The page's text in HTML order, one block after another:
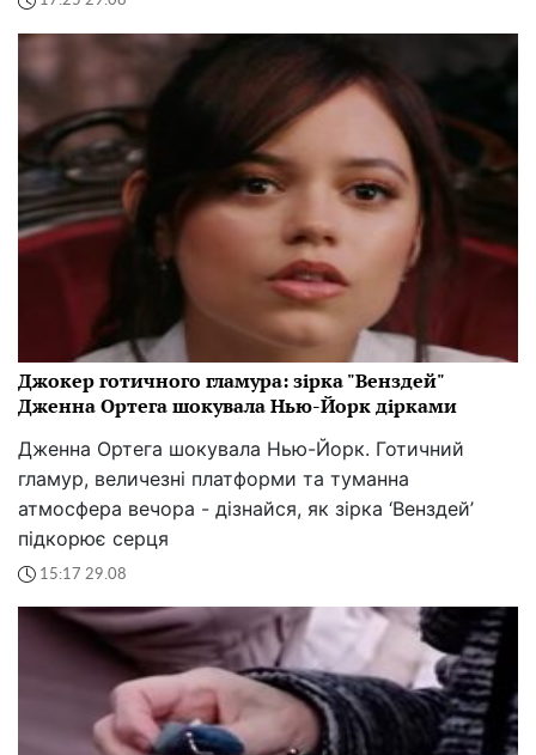
Джокер готичного гламура: зірка "Венздей"
Дженна Ортега шокувала Нью-Йорк дірками
Дженна Ортега шокувала Нью-Йорк. Готичний
гламур, величезні платформи та туманна
атмосфера вечора - дізнайся, як зірка ‘Венздей’
підкорює серця
15:17 29.08